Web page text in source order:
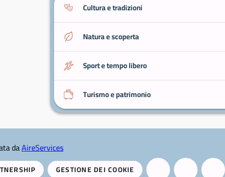
Cultura e tradizioni
Natura e scoperta
Sport e tempo libero
Turismo e patrimonio
daAireServices
GESTIONE DEI COOKIE